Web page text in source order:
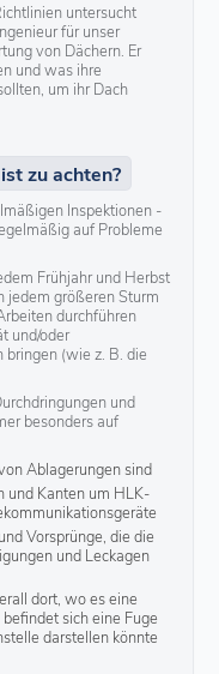
untersucht
für unser
von Dächern. Er
und was ihre
um ihr Dach
zu achten?
Inspektionen -
auf Probleme
Frühjahr und Herbst
jedem größeren Sturm
durchführen
und/oder
bringen (wie z. B. die
und
besonders auf
Ablagerungen sind
und Kanten um HLK-
Vorsprünge, die die
und Leckagen
dort, wo es eine
sich eine Fuge
darstellen könnte